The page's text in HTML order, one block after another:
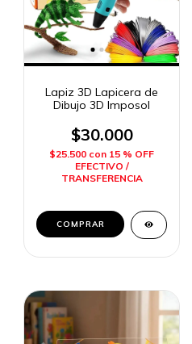
Lapiz 3D Lapicera de
Dibujo 3D Imposol
$30.000
$25.500 con 15 % OFF
EFECTIVO /
TRANSFERENCIA